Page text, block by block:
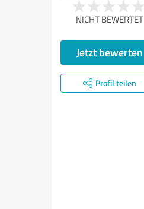
NICHT BEWERTET
Jetzt bewerten
Profil teilen